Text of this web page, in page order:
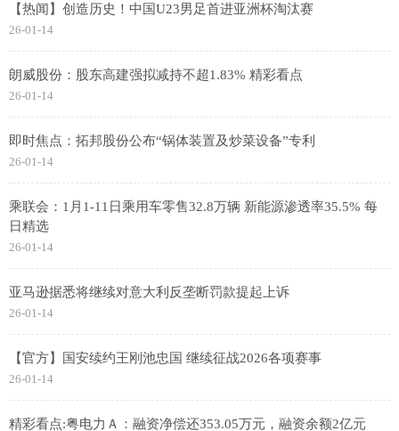
【热闻】创造历史！中国U23男足首进亚洲杯淘汰赛
26-01-14
朗威股份：股东高建强拟减持不超1.83% 精彩看点
26-01-14
即时焦点：拓邦股份公布“锅体装置及炒菜设备”专利
26-01-14
乘联会：1月1-11日乘用车零售32.8万辆 新能源渗透率35.5% 每
日精选
26-01-14
亚马逊据悉将继续对意大利反垄断罚款提起上诉
26-01-14
【官方】国安续约王刚池忠国 继续征战2026各项赛事
26-01-14
精彩看点:粤电力Ａ：融资净偿还353.05万元，融资余额2亿元